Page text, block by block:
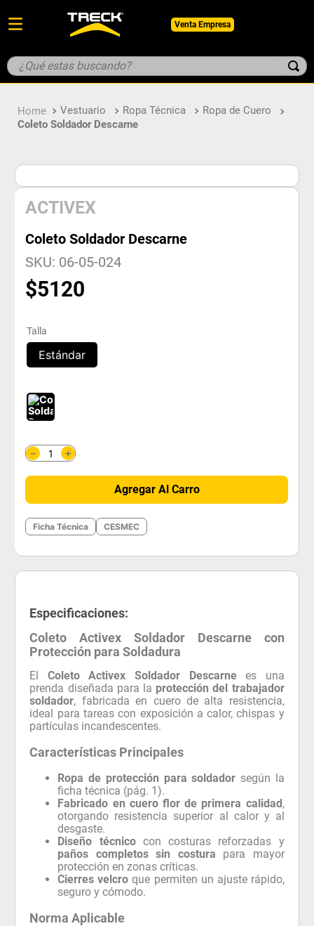
Venta Empresa
¿Qué estas buscando?
Vestuario Ropa Técnica
Ropa de Cuero
Coleto Soldador Descarne
ACTIVEX
Coleto Soldador Descarne
SKU: 06-05-024
$5120
Talla
Estándar
＋
－
Agregar Al Carro
Ficha Técnica CESMEC
Especificaciones:
Coleto Activex Soldador Descarne con
Protección para Soldadura
El Coleto Activex Soldador Descarnees una
prenda diseñada para la protección del trabajador
soldador, fabricada en cuero de alta resistencia,
ideal para tareas con exposición a calor, chispas y
partículas incandescentes.
Características Principales
Ropa de protección para soldador según la
ficha técnica (pág. 1).
Fabricado en cuero flor de primera calidad,
otorgando resistencia superior al calor y al
desgaste.
Diseño técnicocon costuras reforzadas y
paños completos sin costura para mayor
protección en zonas críticas.
Cierres velcro que permiten un ajuste rápido,
seguro y cómodo.
Norma Aplicable
1. botin
4. geologo